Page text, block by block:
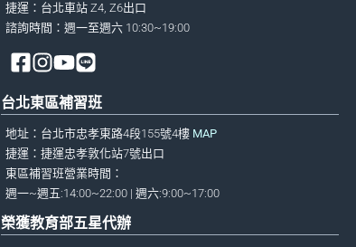
捷運：台北車站 Z4, Z6出口
諮詢時間：週一至週六 10:30~19:00
台北東區補習班
地址：台北市忠孝東路4段155號4樓 MAP
捷運：捷運忠孝敦化站7號出口
東區補習班營業時間：
週一~週五:14:00~22:00 | 週六:9:00~17:00
榮獲教育部五星代辦